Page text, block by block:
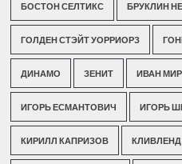
БОСТОН СЕЛТИКС БРУКЛИН
ГОЛДЕН СТЭЙТ УОРРИОРЗ
ДИНАМО ЗЕНИТ ИВАН
ИГОРЬ ЕСМАНТОВИЧ ИГОРЬ
КИРИЛЛ КАПРИЗОВ